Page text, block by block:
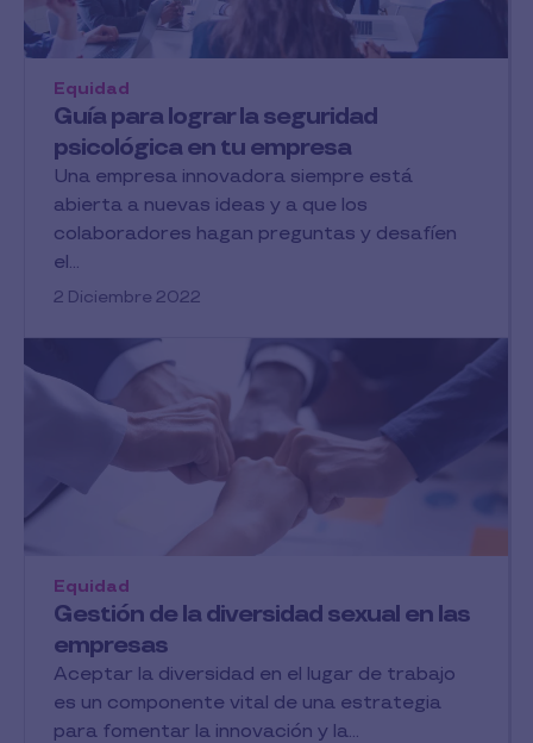
Guía para lograr la seguridad
psicológica en tu empresa
Equidad
Una empresa innovadora siempre está
abierta a nuevas ideas y a que los
colaboradores hagan preguntas y desafíen
el...
2 Diciembre 2022
Gestión de la diversidad sexual en las
empresas
Equidad
Aceptar la diversidad en el lugar de trabajo
es un componente vital de una estrategia
para fomentar la innovación y la...